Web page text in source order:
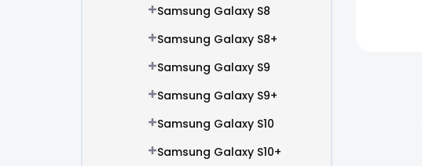
Samsung Galaxy S8
Samsung Galaxy S8+
Samsung Galaxy S9
Samsung Galaxy S9+
Samsung Galaxy S10
Samsung Galaxy S10+